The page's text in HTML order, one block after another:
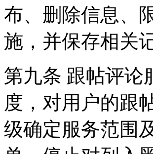
布、删除信息、
施，并保存相关
第九条 跟帖评论
度，对用户的跟
级确定服务范围